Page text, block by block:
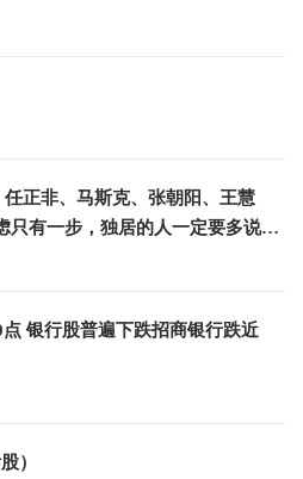
正非、马斯克、张朝阳、王慧
有一步，独居的人一定要多说话
银行股普遍下跌招商银行跌近
）